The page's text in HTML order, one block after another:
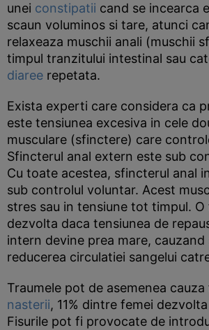
unei constipatii cand se incearca
scaun voluminos si tare, atunci
relaxeaza muschii anali (muschii
timpul tranzitului intestinal sau
diaree repetata.
Exista experti care considera ca
este tensiunea excesiva in cele
musculare (sfinctere) care
Sfincterul anal extern este sub
Cu toate acestea, sfincterul anal
sub controlul voluntar. Acest
stres sau in tensiune tot timpul.
dezvolta daca tensiunea de
intern devine prea mare, cauzand
reducerea circulatiei sangelui
Traumele pot de asemenea
nasterii, 11% dintre femei
Fisurile pot fi provocate de